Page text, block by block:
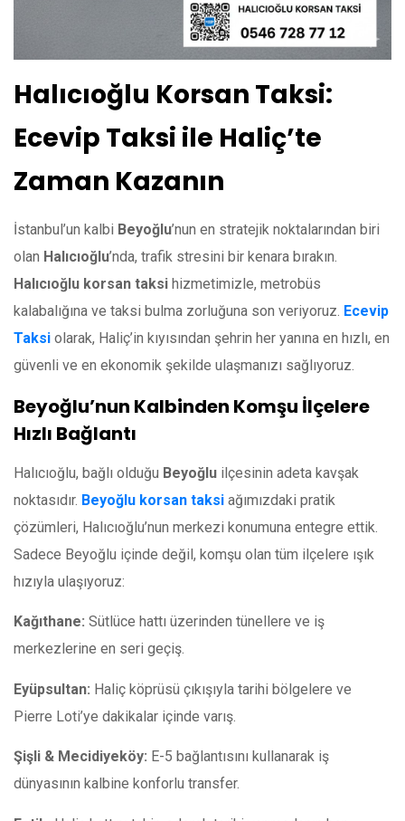
Halıcıoğlu Korsan Taksi:
Ecevip Taksi ile Haliç’te
Zaman Kazanın
İstanbul’un kalbi Beyoğlu’nun en stratejik noktalarından biri
olan Halıcıoğlu’nda, trafik stresini bir kenara bırakın.
Halıcıoğlu korsan taksi hizmetimizle, metrobüs
kalabalığına ve taksi bulma zorluğuna son veriyoruz. Ecevip
Taksi olarak, Haliç’in kıyısından şehrin her yanına en hızlı, en
güvenli ve en ekonomik şekilde ulaşmanızı sağlıyoruz.
Beyoğlu’nun Kalbinden Komşu İlçelere
Hızlı Bağlantı
Halıcıoğlu, bağlı olduğu Beyoğlu ilçesinin adeta kavşak
noktasıdır. Beyoğlu korsan taksi ağımızdaki pratik
çözümleri, Halıcıoğlu’nun merkezi konumuna entegre ettik.
Sadece Beyoğlu içinde değil, komşu olan tüm ilçelere ışık
hızıyla ulaşıyoruz:
Kağıthane: Sütlüce hattı üzerinden tünellere ve iş
merkezlerine en seri geçiş.
Eyüpsultan: Haliç köprüsü çıkışıyla tarihi bölgelere ve
Pierre Loti’ye dakikalar içinde varış.
Şişli & Mecidiyeköy: E-5 bağlantısını kullanarak iş
dünyasının kalbine konforlu transfer.